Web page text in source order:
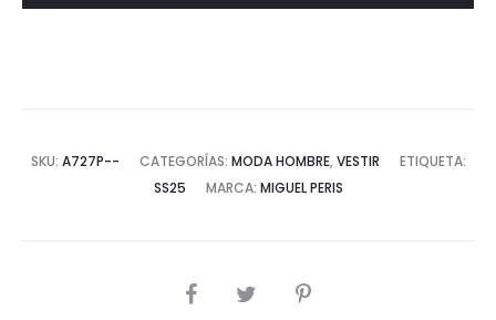
SKU: A727P-- CATEGORÍAS: MODA HOMBRE, VESTIR
ETIQUETA:
SS25
MARCA: MIGUEL PERIS
COMPARTIR